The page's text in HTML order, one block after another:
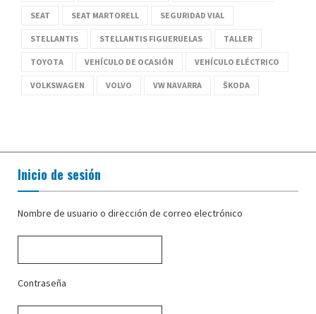
SEAT SEAT MARTORELL SEGURIDAD VIAL
STELLANTIS STELLANTIS FIGUERUELAS TALLER
TOYOTA VEHÍCULO DE OCASIÓN VEHÍCULO ELÉCTRICO
VOLKSWAGEN VOLVO VW NAVARRA ŠKODA
Inicio de sesión
Nombre de usuario o dirección de correo electrónico
Contraseña